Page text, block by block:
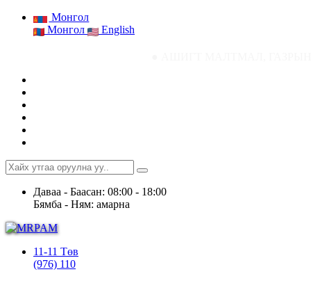
Монгол
Монгол
English
Даваа - Баасан: 08:00 - 18:00
Бямба - Ням: амарна
11-11 Төв
(976) 110